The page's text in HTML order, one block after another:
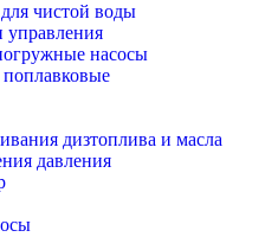
чистой воды
насосы
дизтоплива и масла
давления